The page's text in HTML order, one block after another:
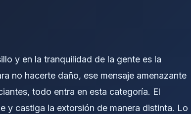
y en la tranquilidad de la gente es la
no hacerte daño, ese mensaje amenazante
todo entra en esta categoría. El
y castiga la extorsión de manera distinta. Lo